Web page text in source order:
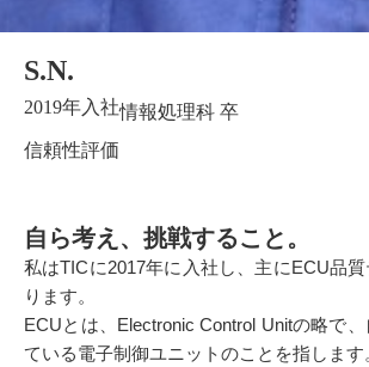
S.N.
2019年入社情報処理科 卒
信頼性評価
自ら考え、挑戦すること。
私はTICに2017年に入社し、主にECU品
ります。
ECUとは、Electronic Control Unitの略で
ている電子制御ユニットのことを指します